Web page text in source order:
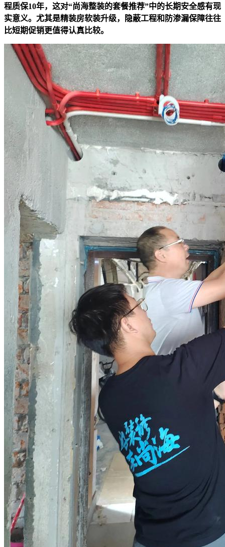
程质保10年，这对“尚海整装的套餐推荐”中的长期安全感有现
实意义。尤其是精装房软装升级，隐蔽工程和防渗漏保障往往
比短期促销更值得认真比较。